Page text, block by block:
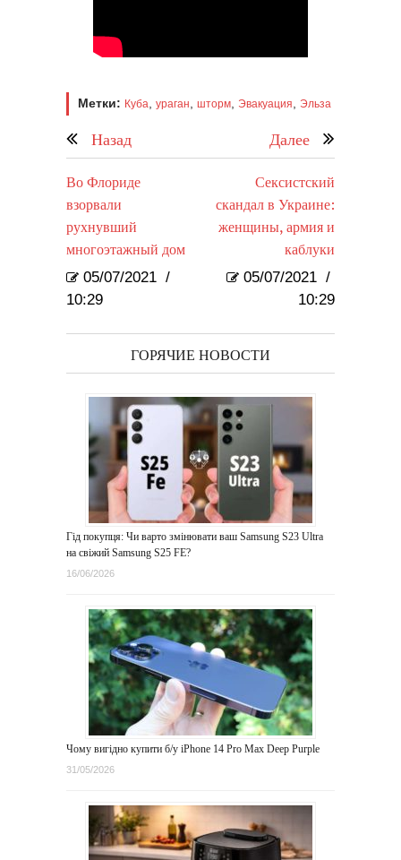
Метки: Куба, ураган, шторм, Эвакуация, Эльза
Назад Далее
Во Флориде
взорвали
рухнувший
многоэтажный дом
05/07/2021 /
10:29
Сексистский
скандал в Украине:
женщины, армия и
каблуки
05/07/2021 /
10:29
ГОРЯЧИЕ НОВОСТИ
Гід покупця: Чи варто змінювати ваш Samsung S23 Ultra
на свіжий Samsung S25 FE?
16/06/2026
Чому вигідно купити б/у iPhone 14 Pro Max Deep Purple
31/05/2026